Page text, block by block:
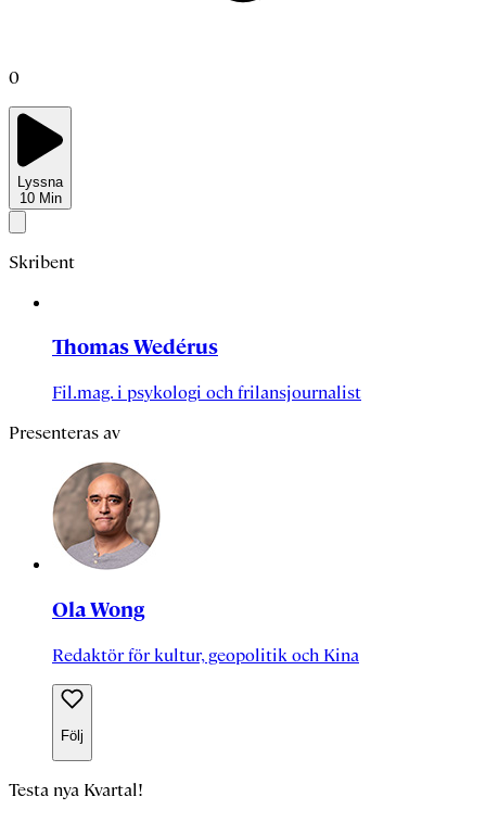
0
Lyssna
10 Min
Skribent
Thomas Wedérus
Fil.mag. i psykologi och frilansjournalist
Presenteras av
Ola Wong
Redaktör för kultur, geopolitik och Kina
Följ
Testa nya Kvartal!